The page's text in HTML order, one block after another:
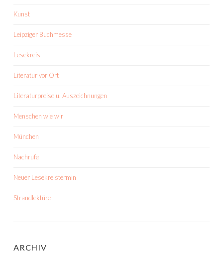
Kunst
Leipziger Buchmesse
Lesekreis
Literatur vor Ort
Literaturpreise u. Auszeichnungen
Menschen wie wir
München
Nachrufe
Neuer Lesekreistermin
Strandlektüre
ARCHIV